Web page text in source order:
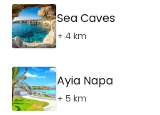
Sea Caves
+ 4 km
Ayia Napa
+ 5 km